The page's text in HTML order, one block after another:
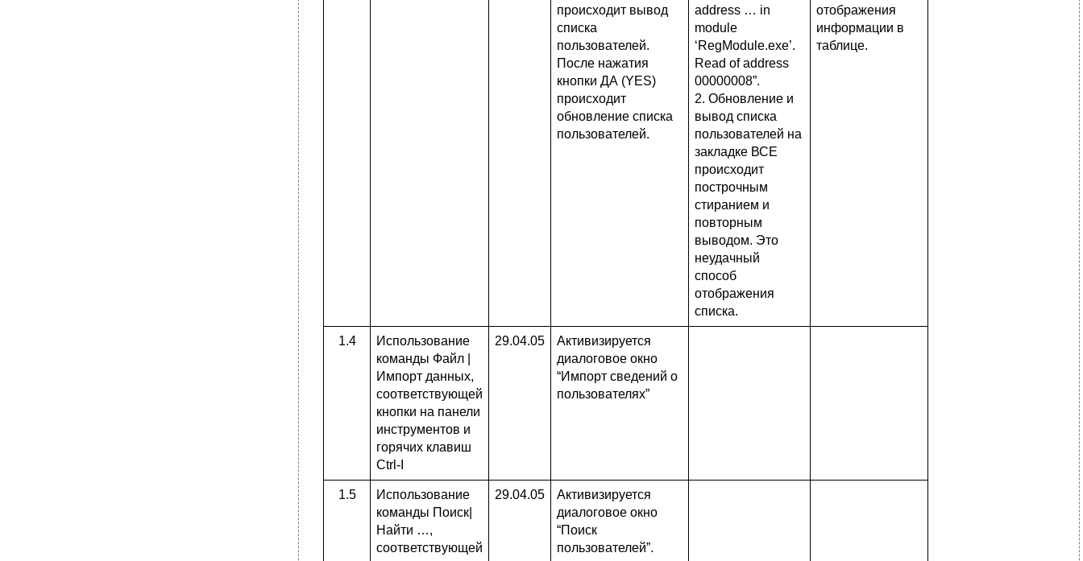
происходит вывод
списка
пользователей.
После нажатия
кнопки ДА (YES)
происходит
обновление списка
пользователей.
address … in
module
‘RegModule.exe’.
Read of address
00000008”.
2. Обновление и
вывод списка
пользователей на
закладке ВСЕ
происходит
построчным
стиранием и
повторным
выводом. Это
неудачный
способ
отображения
списка.
отображения
информации в
таблице.
1.4
Использование
команды Файл |
Импорт данных,
соответствующей
кнопки на панели
инструментов и
горячих клавиш
Ctrl-I
29.04.05
Активизируется
диалоговое окно
“Импорт сведений о
пользователях”
1.5
Использование
команды Поиск|
Найти …,
соответствующей
29.04.05
Активизируется
диалоговое окно
“Поиск
пользователей”.